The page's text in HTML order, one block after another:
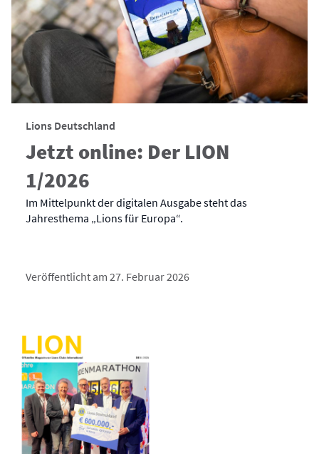
Lions Deutschland
Jetzt online: Der LION
1/2026
Im Mittelpunkt der digitalen Ausgabe steht das
Jahresthema „Lions für Europa“.
Veröffentlicht am 27. Februar 2026